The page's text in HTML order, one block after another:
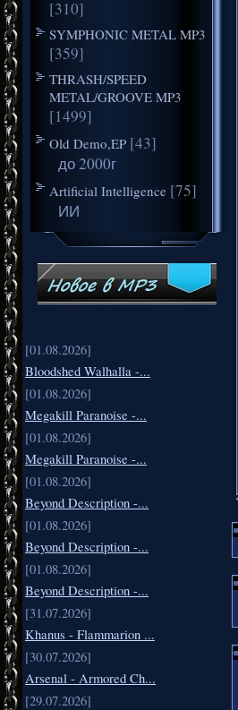
[310]
SYMPHONIC METAL MP3
[359]
THRASH/SPEED
METAL/GROOVE MP3
[1499]
Old Demo,EP [43]
до 2000г
Artificial Intelligence [75]
ИИ
[01.08.2026]
Bloodshed Walhalla -...
[01.08.2026]
Megakill Paranoise -...
[01.08.2026]
Megakill Paranoise -...
[01.08.2026]
Beyond Description -...
[01.08.2026]
Beyond Description -...
[01.08.2026]
Beyond Description -...
[31.07.2026]
Khanus - Flammarion ...
[30.07.2026]
Arsenal - Armored Ch...
[29.07.2026]